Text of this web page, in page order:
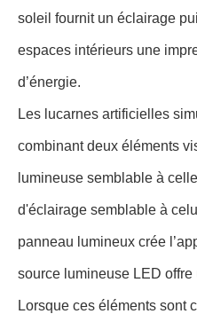
soleil fournit un éclairage
espaces intérieurs une
d’énergie.
Les lucarnes artificielles
combinant deux éléments
lumineuse semblable à
d'éclairage semblable à
panneau lumineux crée
source lumineuse LED
Lorsque ces éléments sont